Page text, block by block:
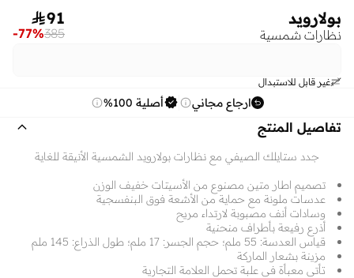
بولارويد
نظارات شمسية
91
385
-77%
غير قابل للاستبدال
ارجاع مجاني أصلية 100%
تفاصيل المنتج
جدد ستايلك الصيفي مع نظارات بولارويد الشمسية الأنيقة للغاية
تصميم اطار متين مصنوع من الأسيتات خفيف الوزن
عدسات ملونة مع حماية من الأشعة فوق البنفسجية
وسادات أنف مصبوبة لارتداء مريح
أذرع رفيعة بأطراف منحنية
قياس العدسة: 55 ملم؛ حجم الجسر: 17 ملم؛ طول الذراع: 145 ملم
مزينة بشعار الماركة
تأتي معبأة في علبة تحمل العلامة التجارية